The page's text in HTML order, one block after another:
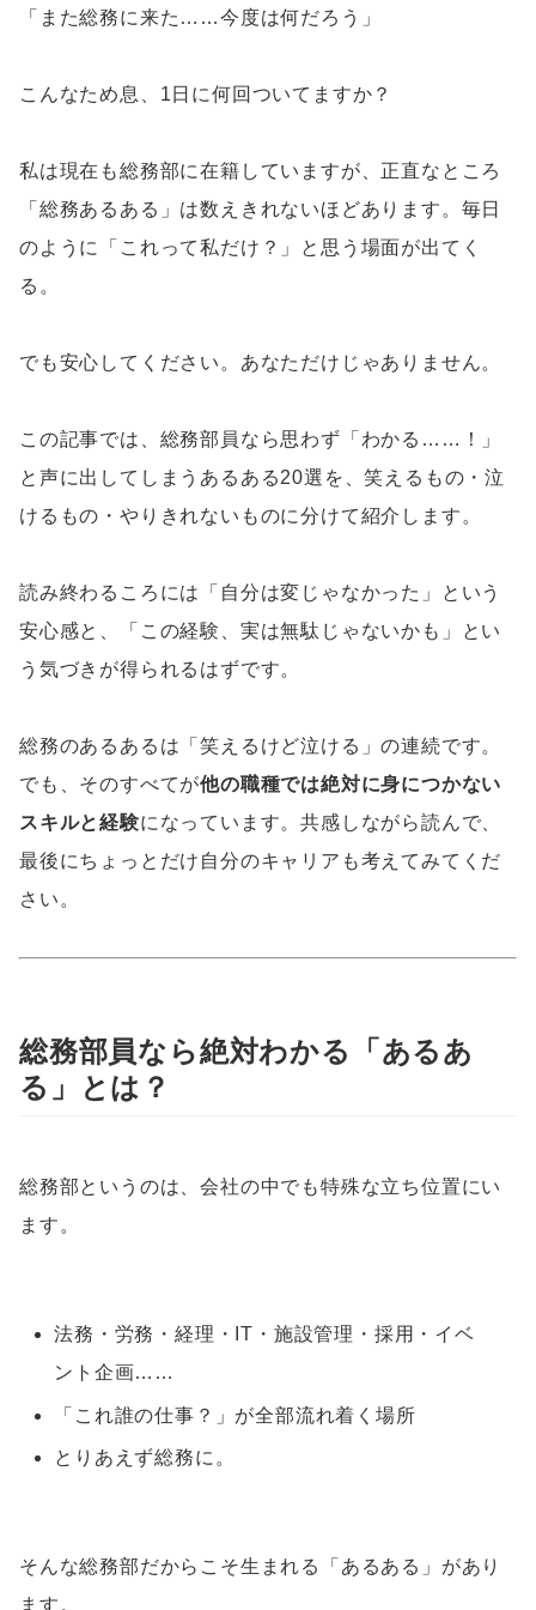
「また総務に来た……今度は何だろう」
こんなため息、1日に何回ついてますか？
私は現在も総務部に在籍していますが、正直なところ
「総務あるある」は数えきれないほどあります。毎日
のように「これって私だけ？」と思う場面が出てく
る。
でも安心してください。あなただけじゃありません。
この記事では、総務部員なら思わず「わかる……！」
と声に出してしまうあるある20選を、笑えるもの・泣
けるもの・やりきれないものに分けて紹介します。
読み終わるころには「自分は変じゃなかった」という
安心感と、「この経験、実は無駄じゃないかも」とい
う気づきが得られるはずです。
総務のあるあるは「笑えるけど泣ける」の連続です。
でも、そのすべてが他の職種では絶対に身につかない
スキルと経験になっています。共感しながら読んで、
最後にちょっとだけ自分のキャリアも考えてみてくだ
さい。
総務部員なら絶対わかる「あるあ
る」とは？
総務部というのは、会社の中でも特殊な立ち位置にい
ます。
法務・労務・経理・IT・施設管理・採用・イベ
ント企画……
「これ誰の仕事？」が全部流れ着く場所
とりあえず総務に。
そんな総務部だからこそ生まれる「あるある」があり
ます。